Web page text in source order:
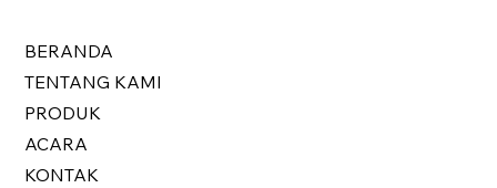
BERANDA
TENTANG KAMI
PRODUK
ACARA
KONTAK